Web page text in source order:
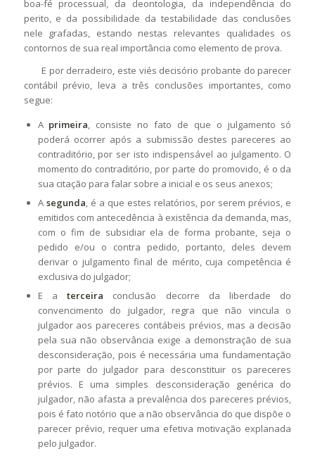
boa-fé processual, da deontologia, da independência do
perito, e da possibilidade da testabilidade das conclusões
nele grafadas, estando nestas relevantes qualidades os
contornos de sua real importância como elemento de prova.
E por derradeiro, este viés decisório probante do parecer
contábil prévio, leva a três conclusões importantes, como
segue:
A primeira, consiste no fato de que o julgamento só
poderá ocorrer após a submissão destes pareceres ao
contraditório, por ser isto indispensável ao julgamento. O
momento do contraditório, por parte do promovido, é o da
sua citação para falar sobre a inicial e os seus anexos;
A segunda, é a que estes relatórios, por serem prévios, e
emitidos com antecedência à existência da demanda, mas,
com o fim de subsidiar ela de forma probante, seja o
pedido e/ou o contra pedido, portanto, deles devem
derivar o julgamento final de mérito, cuja competência é
exclusiva do julgador;
E aterceira conclusão decorre da liberdade do
convencimento do julgador, regra que não vincula o
julgador aos pareceres contábeis prévios, mas a decisão
pela sua não observância exige a demonstração de sua
desconsideração, pois é necessária uma fundamentação
por parte do julgador para desconstituir os pareceres
prévios. E uma simples desconsideração genérica do
julgador, não afasta a prevalência dos pareceres prévios,
pois é fato notório que a não observância do que dispõe o
parecer prévio, requer uma efetiva motivação explanada
pelo julgador.